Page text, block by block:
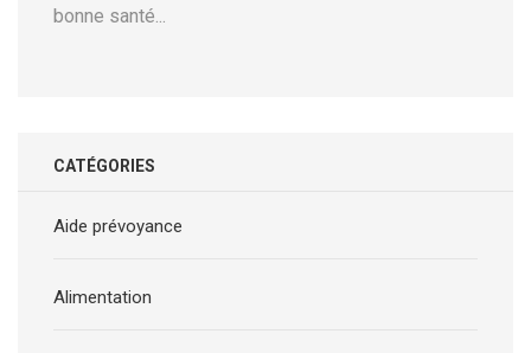
bonne santé...
CATÉGORIES
Aide prévoyance
Alimentation